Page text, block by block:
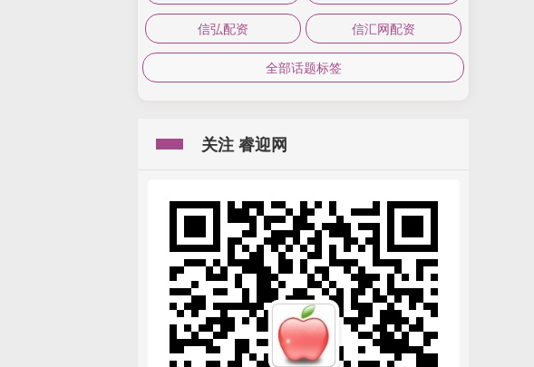
信弘配资 信汇网配资
全部话题标签
关注 睿迎网